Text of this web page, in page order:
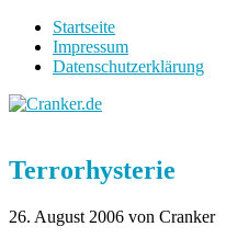
Startseite
Impressum
Datenschutzerklärung
Terrorhysterie
26. August 2006 von Cranker